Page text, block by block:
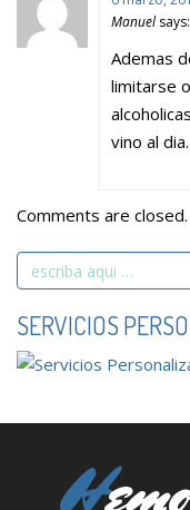
Manuel says:
Ademas
limitarse
vino al dia.
Comments are closed.
Search
for
SERVICIOS